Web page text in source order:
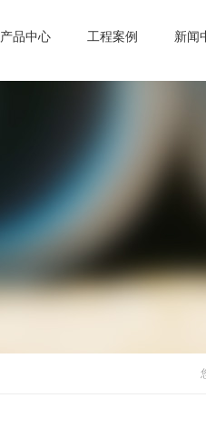
产品中心 工程案例 新闻